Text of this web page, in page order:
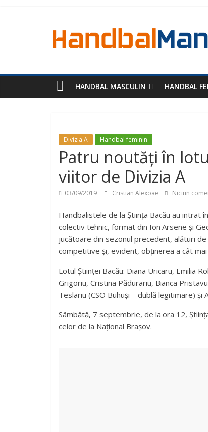
HANDBAL MASCULIN HANDBAL
Divizia A Handbal feminin
Patru noutăți în
viitor de Divizia A
03/09/2019 Cristian Alexoae Niciun
Handbalistele de la Știința Bacău au intrat
colectiv tehnic, format din Ion Arsene și
jucătoare din sezonul precedent, alături
competitive și, evident, obținerea a cât
Lotul Științei Bacău: Diana Uricaru, Emilia
Grigoriu, Cristina Pădurariu, Bianca
Teslariu (CSO Buhuși – dublă legitimare) și
Sâmbătă, 7 septembrie, de la ora 12,
celor de la Național Brașov.